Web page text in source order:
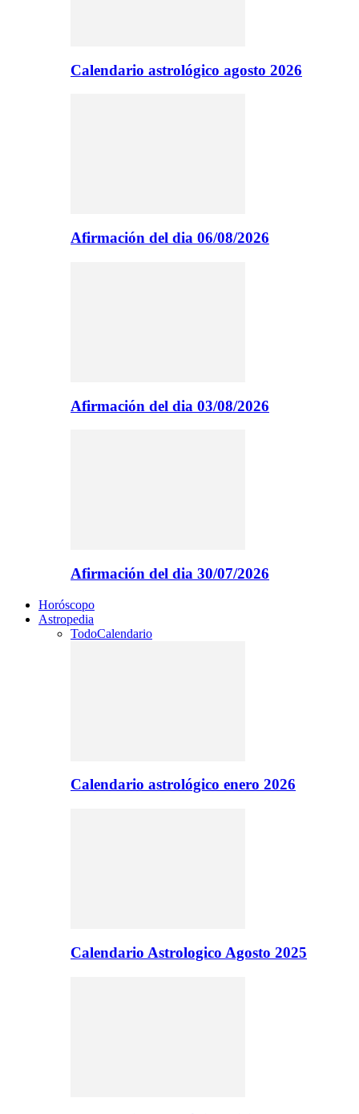
Calendario astrológico agosto 2026
Afirmación del dia 06/08/2026
Afirmación del dia 03/08/2026
Afirmación del dia 30/07/2026
Horóscopo
Astropedia
TodoCalendario
Calendario astrológico enero 2026
Calendario Astrologico Agosto 2025